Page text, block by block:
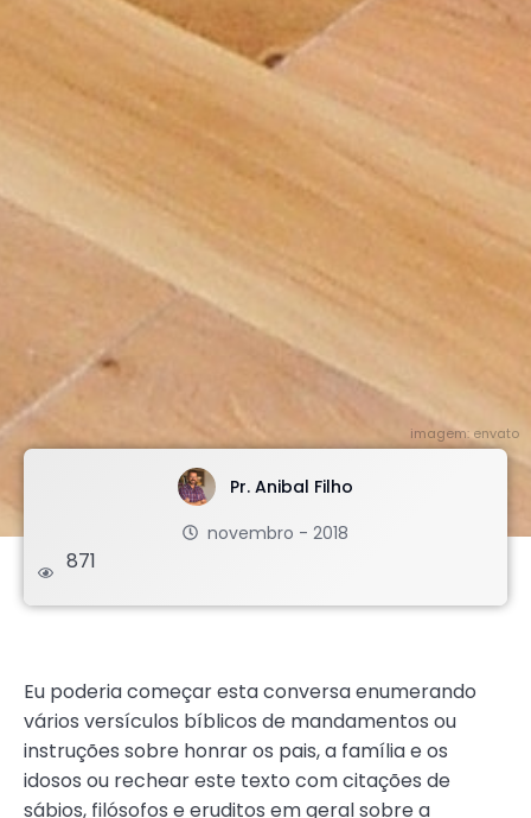
imagem: envato
Pr. Anibal Filho
novembro - 2018
871
Eu poderia começar esta conversa enumerando
vários versículos bíblicos de mandamentos ou
instruções sobre honrar os pais, a família e os
idosos ou rechear este texto com citações de
sábios, filósofos e eruditos em geral sobre a